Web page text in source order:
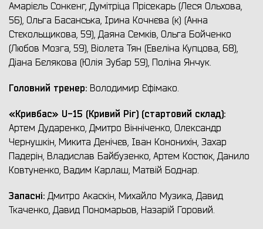
Амарієль Сонкенг, Думітріца Прісекарь (Леся Ольхова,
56), Ольга Басанська, Ірина Кочнєва (к) (Анна
Стєкольщикова, 59), Даяна Семків, Ольга Бойченко
(Любов Мозга, 59), Віолета Тян (Евеліна Купцова, 68),
Діана Бєлякова (Юлія Зубар 59), Поліна Янчук.
Головний тренер: Володимир Єфімако.
«Кривбас» U-15 (Кривий Ріг) (стартовий склад):
Артем Дударенко, Дмитро Вінніченко, Олександр
Чернушкін, Микита Денічєв, Іван Кононихін, Захар
Падерін, Владислав Байбузенко, Артем Костюк, Данило
Ковтуненко, Вадим Карлаш, Матвій Боднар.
Запасні:Дмитро Акаскін, Михайло Музика, Давид
Ткаченко, Давид Пономарьов, Назарій Горовий.